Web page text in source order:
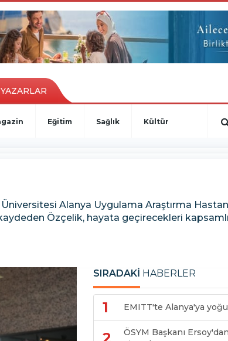
YAZARLAR
Eğitim Sağlık Kültür
Alanya Uygulama Araştırma
Özçelik, hayata geçirecekleri
SIRADAKİ HABERLER
1 EMITT'te Alanya'ya
ÖSYM Başkanı